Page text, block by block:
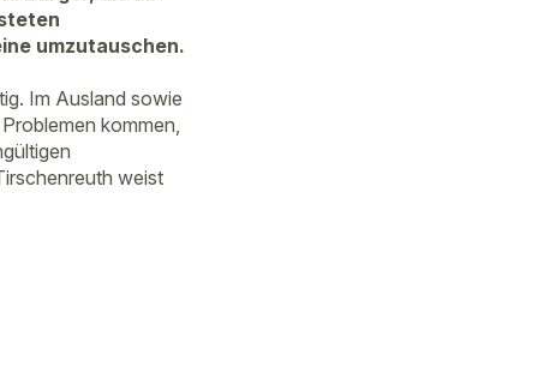
umzutauschen.
Im Ausland sowie
kommen,
weist